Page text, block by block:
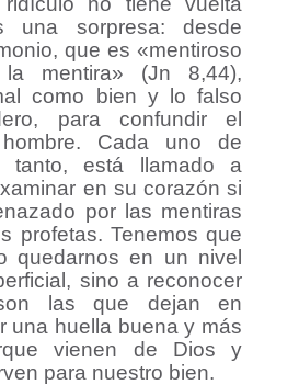
una sorpresa: desde
que es «mentiroso
mentira» (Jn 8,44),
como bien y lo falso
para confundir el
Cada uno de
tanto, está llamado a
en su corazón si
por las mentiras
profetas. Tenemos que
quedarnos en un nivel
sino a reconocer
las que dejan en
una huella buena y más
vienen de Dios y
para nuestro bien.